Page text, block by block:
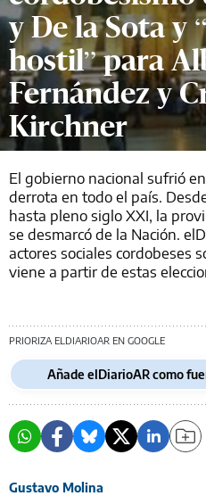
y De la Sota
hostil” para
Fernández y
Kirchner
El gobierno nacional sufrió
derrota en todo el país.
hasta pleno siglo XXI, la
se desmarcó de la Nación.
actores sociales cordobeses
viene a partir de estas
PRIORIZA ELDIARIOAR EN GOOGLE
Añade elDiarioAR como
Gustavo Molina